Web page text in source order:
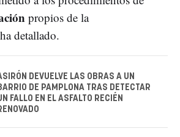
propios de la
detallado.
DEVUELVE LAS OBRAS A UN
DE PAMPLONA TRAS DETECTAR
FALLO EN EL ASFALTO RECIÉN